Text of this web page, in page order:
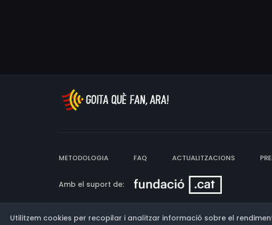
METODOLOGIA FAQ ACTUALITZACIONS
Amb el suport de:
Utilitzem cookies per recopilar i analitzar informació sobre el